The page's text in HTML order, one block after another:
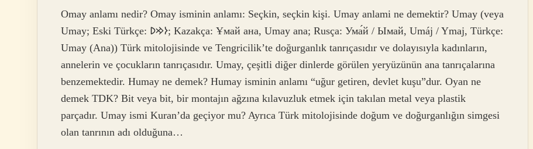
Omay anlamı nedir? Omay isminin anlamı: Seçkin, seçkin kişi. Umay anlami ne demektir? Umay (veya
Umay; Eski Türkçe: 𐰆𐰢𐰖; Kazakça: Ұмай aна, Umay ana; Rusça: Ума́й / Ымай, Umáj / Ymaj, Türkçe:
Umay (Ana)) Türk mitolojisinde ve Tengricilik’te doğurganlık tanrıçasıdır ve dolayısıyla kadınların,
annelerin ve çocukların tanrıçasıdır. Umay, çeşitli diğer dinlerde görülen yeryüzünün ana tanrıçalarına
benzemektedir. Humay ne demek? Humay isminin anlamı “uğur getiren, devlet kuşu”dur. Oyan ne
demek TDK? Bit veya bit, bir montajın ağzına kılavuzluk etmek için takılan metal veya plastik
parçadır. Umay ismi Kuran’da geçiyor mu? Ayrıca Türk mitolojisinde doğum ve doğurganlığın simgesi
olan tanrının adı olduğuna…